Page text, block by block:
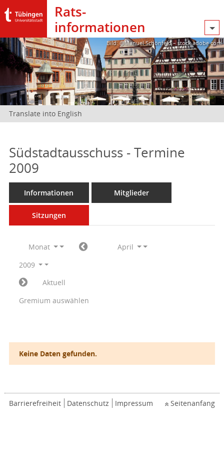
Rats­
informationen
Bild: @Manuel Schönfeld – stock.adobe.com
Translate into English
Südstadtausschuss - Termine
2009
Informationen Mitglieder
Sitzungen
Monat
April
2009
Aktuell
Gremium auswählen
Keine Daten gefunden.
Barrierefreiheit Datenschutz Impressum Seitenanfang